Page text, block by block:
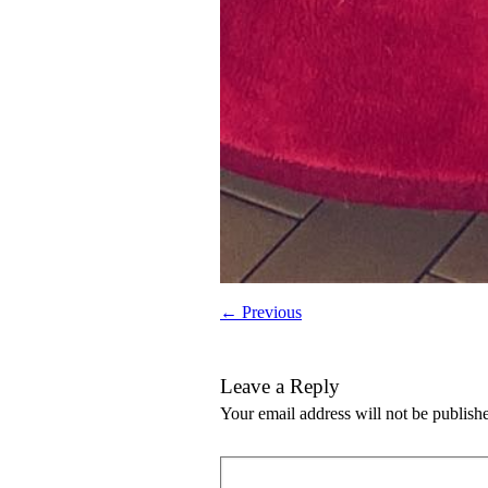
← Previous
Leave a Reply
Your email address will not be